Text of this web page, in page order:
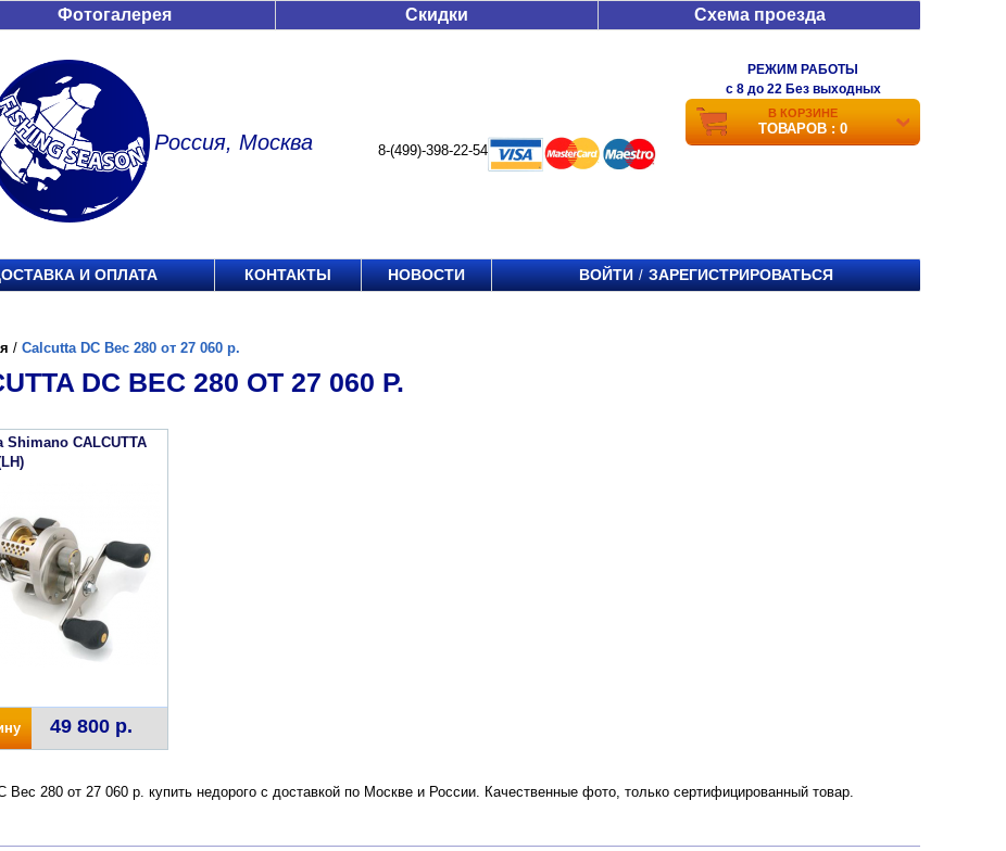
Фотогалерея Скидки Схема проезда
Россия, Москва 8-(499)-398-22-54
РЕЖИМ РАБОТЫ
c 8 до 22 Без выходных
В КОРЗИНЕ
ТОВАРОВ : 0
И ОПЛАТА КОНТАКТЫ НОВОСТИ ВОЙТИ / ЗАРЕГИСТРИРОВАТЬСЯ
/ Calcutta DC Вес 280 от 27 060 р.
DC ВЕС 280 ОТ 27 060 Р.
Shimano CALCUTTA
49 800 р.
Вес 280 от 27 060 р. купить недорого с доставкой по Москве и России. Качественные фото, только сертифицированный товар.